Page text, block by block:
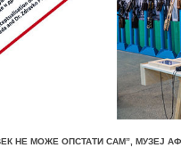
НЕ МОЖЕ ОПСТАТИ САМ”, МУЗЕЈ